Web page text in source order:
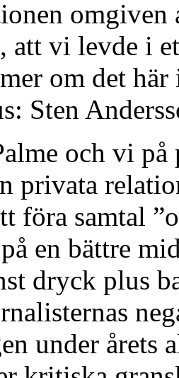
omgiven
att vi levde i
om det
Sten
och vi
privata
föra samtal
en bättre
dryck plus
under årets